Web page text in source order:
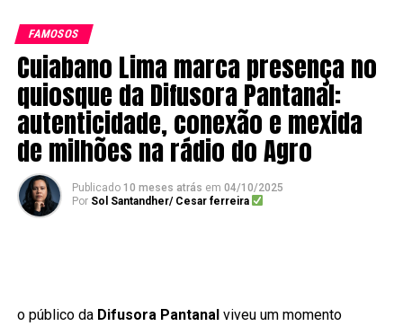
FAMOSOS
Cuiabano Lima marca presença no
quiosque da Difusora Pantanal:
autenticidade, conexão e mexida
de milhões na rádio do Agro
Publicado 10 meses atrás em 04/10/2025
Por Sol Santandher/ Cesar ferreira
o público da Difusora Pantanalviveu um momento